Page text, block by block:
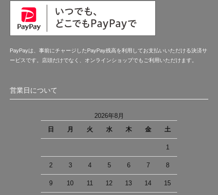
PayPayは、事前にチャージしたPayPay残高を利用してお支払いいただける決済サ
ービスです。店頭だけでなく、オンラインショップでもご利用いただけます。
営業日について
2026年8月
日
月 火 水 木 金 土
1
2 3 4 5 6 7 8
9 10 11 12 13 14 15